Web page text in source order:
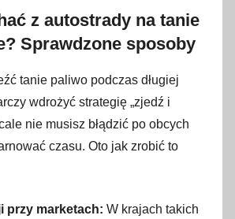
z autostrady na tanie
Sprawdzone sposoby
tanie paliwo podczas długiej
wdrożyć strategię „zjedź i
nie musisz błądzić po obcych
czasu. Oto jak zrobić to
przy marketach: W krajach takich